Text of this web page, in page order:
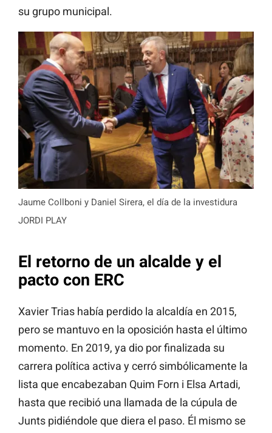
su grupo municipal.
Jaume Collboni y Daniel Sirera, el día de la investidura
JORDI PLAY
El retorno de un alcalde y el
pacto con ERC
Xavier Trias había perdido la alcaldía en 2015,
pero se mantuvo en la oposición hasta el último
momento. En 2019, ya dio por finalizada su
carrera política activa y cerró simbólicamente la
lista que encabezaban Quim Forn i Elsa Artadi,
hasta que recibió una llamada de la cúpula de
Junts pidiéndole que diera el paso. Él mismo se